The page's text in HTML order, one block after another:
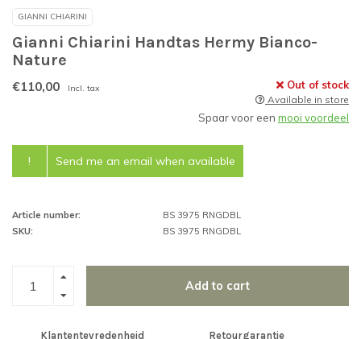
GIANNI CHIARINI
Gianni Chiarini Handtas Hermy Bianco-
Nature
€110,00 Incl. tax Out of stock
Available in store
Spaar voor een mooi voordeel
! Send me an email when available
Article number:
BS 3975 RNGDBL
SKU:
BS 3975 RNGDBL
Add to cart
Klantentevredenheid
Retourgarantie